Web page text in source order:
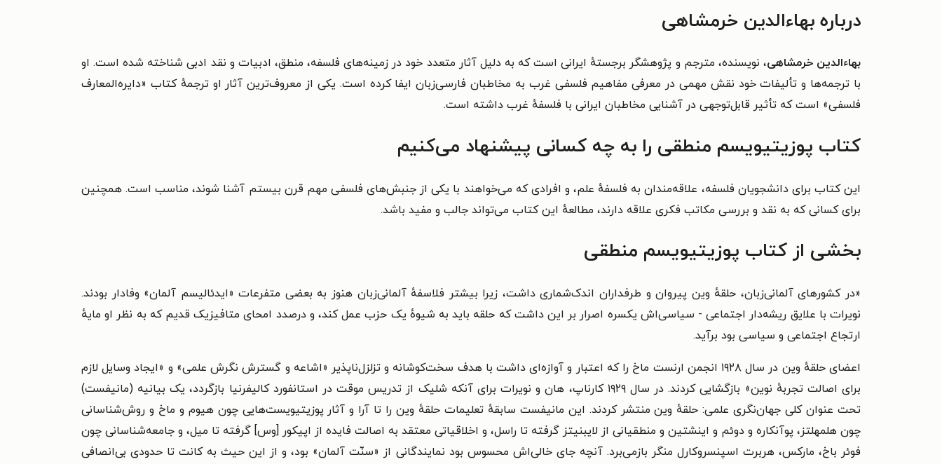
درباره بهاءالدین خرمشاهی
بهاءالدین خرمشاهی، نویسنده، مترجم و پژوهشگر برجستهٔ ایرانی است که به دلیل آثار متعدد خود در زمینه‌های فلسفه، منطق، ادبیات و نقد ادبی شناخته شده است. او
با ترجمه‌ها و تألیفات خود نقش مهمی در معرفی مفاهیم فلسفی غرب به مخاطبان فارسی‌زبان ایفا کرده است. یکی از معروف‌ترین آثار او ترجمهٔ کتاب «دایره‌المعارف
فلسفی» است که تأثیر قابل‌توجهی در آشنایی مخاطبان ایرانی با فلسفهٔ غرب داشته است.
کتاب پوزیتیویسم منطقی را به چه کسانی پیشنهاد می‌کنیم
این کتاب برای دانشجویان فلسفه، علاقه‌مندان به فلسفهٔ علم، و افرادی که می‌خواهند با یکی از جنبش‌های فلسفی مهم قرن بیستم آشنا شوند، مناسب است. همچنین
برای کسانی که به نقد و بررسی مکاتب فکری علاقه دارند، مطالعهٔ این کتاب می‌تواند جالب و مفید باشد.
بخشی از کتاب پوزیتیویسم منطقی
«در کشورهای آلمانی‌زبان، حلقهٔ وین پیروان و طرفداران اندک‌شماری داشت، زیرا بیشتر فلاسفهٔ آلمانی‌زبان هنوز به بعضی متفرعات «ایدئالیسم آلمان» وفادار بودند.
نویرات با علایق ریشه‌دار اجتماعی - سیاسی‌اش یکسره اصرار بر این داشت که حلقه باید به شیوهٔ یک حزب عمل کند، و درصدد امحای متافیزیک قدیم که به نظر او مایهٔ
ارتجاع اجتماعی و سیاسی بود برآید.
اعضای حلقهٔ وین در سال ۱۹۲۸ انجمن ارنست ماخ را که اعتبار و آوازه‌ای داشت با هدف سخت‌کوشانه و تزلزل‌ناپذیر «اشاعه و گسترش نگرش علمی» و «ایجاد وسایل لازم
برای اصالت تجربهٔ نوین» بازگشایی کردند. در سال ۱۹۲۹ کارناپ، هان و نویرات برای آنکه شلیک از تدریس موقت در استانفورد کالیفرنیا بازگردد، یک بیانیه (مانیفست)
تحت عنوان کلی جهان‌نگری علمی: حلقهٔ وین منتشر کردند. این مانیفست سابقهٔ تعلیمات حلقهٔ وین را تا آرا و آثار پوزیتیویست‌هایی چون هیوم و ماخ و روش‌شناسانی
چون هلمهلتز، پوآنکاره و دوئم و اینشتین و منطقیانی از لایبنیتز گرفته تا راسل، و اخلاقیاتی معتقد به اصالت فایده از اپیکور [وس] گرفته تا میل، و جامعه‌شناسانی چون
فوئر باخ، مارکس، هربرت اسپنسروکارل منگر بازمی‌برد. آنچه جای خالی‌اش محسوس بود نمایندگانی از «سنّت آلمان» بود، و از این حیث به کانت تا حدودی بی‌انصافی